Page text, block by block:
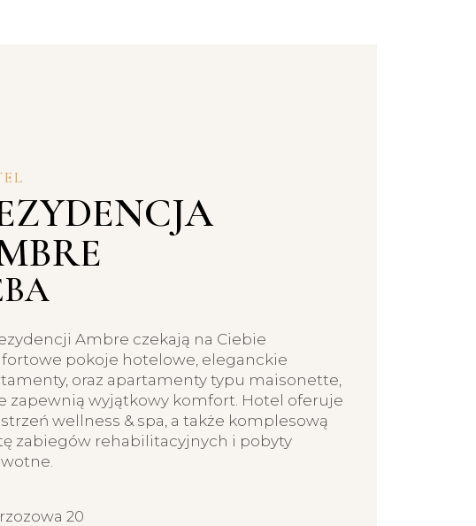
Ambre czekają na Ciebie
pokoje hotelowe, eleganckie
oraz apartamenty typu maisonette,
zapewnią wyjątkowy komfort. Hotel oferuje
wellness & spa, a także komplesową
zabiegów rehabilitacyjnych i pobyty
20